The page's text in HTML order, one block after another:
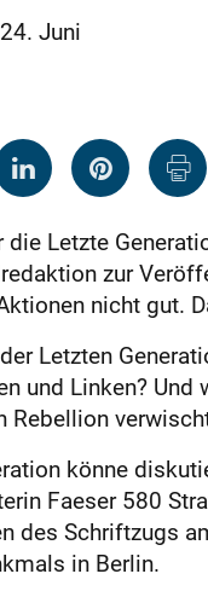
Juni
Letzte
zur
nicht gut.
Letzten
und Linken?
Rebellion
könne
Faeser 580
des Schriftzugs
in Berlin.